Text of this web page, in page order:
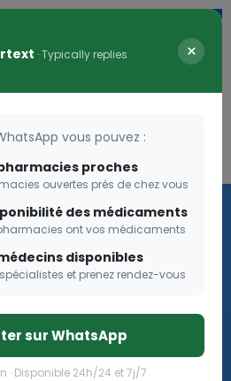
Pharma
Dream, des aides qui tombent à
· Typically replies
×
vous pouvez :
proches
ouvertes près de chez vous
des médicaments
ont vos médicaments
disponibles
et prenez rendez-vous
sur WhatsApp
· Disponible 24h/24 et 7j/7